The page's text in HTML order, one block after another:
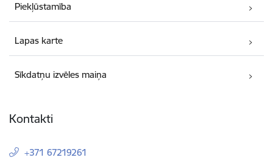
Piekļūstamība
Lapas karte
Sīkdatņu izvēles maiņa
Kontakti
+371 67219261